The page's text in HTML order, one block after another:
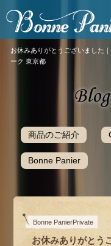
お休みありがとうございました
ーク 東京都
商品のご紹介
Bonne Panier
Bonne PanierPrivate
お休みありがとう